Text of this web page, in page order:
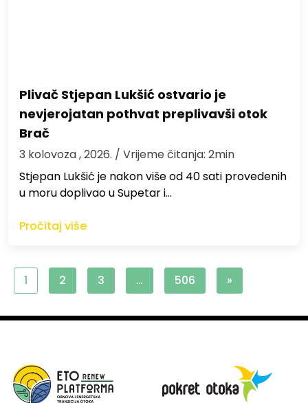
Plivač Stjepan Lukšić ostvario je
nevjerojatan pothvat preplivavši otok
Brač
3 kolovoza , 2026. / Vrijeme čitanja: 2min
St​jepan Lukšić je nakon više od 40 sati provedenih
u moru doplivao u Supetar i…
Pročitaj više
1 2 3 … 506 »